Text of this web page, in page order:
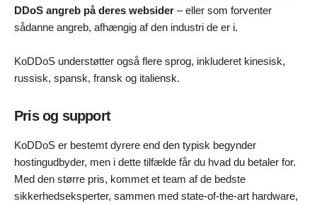
DDoS angreb på deres websider – eller som forventer
sådanne angreb, afhængig af den industri de er i.
KoDDoS understøtter også flere sprog, inkluderet kinesisk,
russisk, spansk, fransk og italiensk.
Pris og support
KoDDoS er bestemt dyrere end den typisk begynder
hostingudbyder, men i dette tilfælde får du hvad du betaler for.
Med den større pris, kommet et team af de bedste
sikkerhedseksperter, sammen med state-of-the-art hardware,